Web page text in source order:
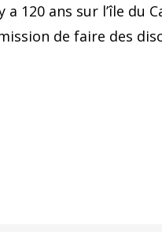
a 120 ans sur l’île
de faire des